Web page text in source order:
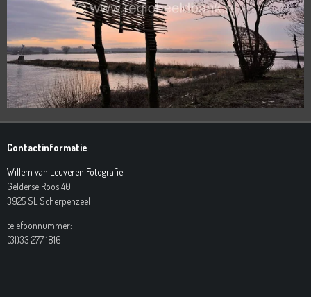
Contactinformatie
Willem van Leuveren Fotografie
Gelderse Roos 40
3925 SL Scherpenzeel
telefoonnummer:
(31)33 277 1816